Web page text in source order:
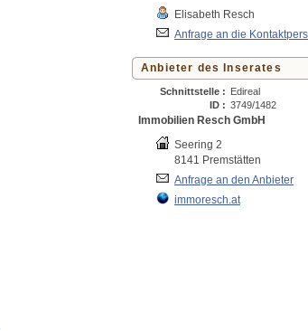
Elisabeth Resch
Anfrage an die
Anbieter des Inserates
Schnittstelle : Edireal
ID : 3749/1482
Immobilien Resch GmbH
Seering 2
8141 Premstätten
Anfrage an den Anbieter
immoresch.at